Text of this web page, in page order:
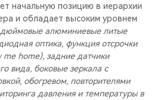
начальную позицию в иерархии
и обладает высоким уровнем
алюминиевые литые
оптика, функция отсрочки
home), задние датчики
вида, боковые зеркала с
обогревом, повторителями
давления и температуры в